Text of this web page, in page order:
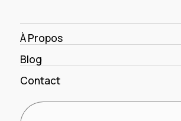
À Propos
Blog
Contact